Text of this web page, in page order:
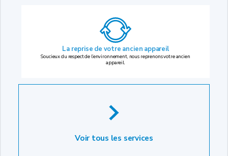
La reprise de votre ancien appareil
Soucieux du respect de l’environnement, nous reprenons votre ancien
appareil.
Voir tous les services